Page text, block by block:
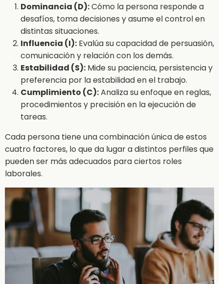
Dominancia (D):Cómo la persona responde a
desafíos, toma decisiones y asume el control en
distintas situaciones.
Influencia (I): Evalúa su capacidad de persuasión,
comunicación y relación con los demás.
Estabilidad (S): Mide su paciencia, persistencia y
preferencia por la estabilidad en el trabajo.
Cumplimiento (C):Analiza su enfoque en reglas,
procedimientos y precisión en la ejecución de
tareas.
Cada persona tiene una combinación única de estos
cuatro factores, lo que da lugar a distintos perfiles que
pueden ser más adecuados para ciertos roles
laborales.